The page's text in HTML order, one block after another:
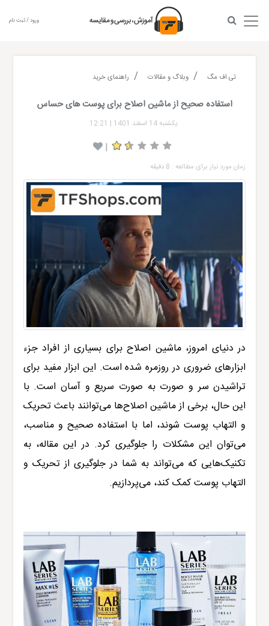
ورود / ثبت نام
تی اف مگ وبلاگ و مقالات راهنمای خرید
استفاده صحیح از ماشین اصلاح برای پوست های حساس
یکشنبه 14 اسفند 1401 |
12:21
|
زمان مورد نیاز برای مطالعه : 8 دقیقه
در دنیای امروز، ماشین اصلاح برای بسیاری از افراد جزء
ابزارهای ضروری در روزمره شده است. این ابزار مفید برای
تراشیدن سر و صورت به صورت سریع و آسان است. با
این حال، برخی از ماشین اصلاح‌ها می‌توانند باعث تحریک
و التهاب پوست شوند، اما با استفاده صحیح و مناسب،
می‌توان این مشکلات را جلوگیری کرد. در این مقاله، به
تکنیک‌هایی که می‌تواند به شما در جلوگیری از تحریک و
التهاب پوست کمک کند، می‌پردازیم.